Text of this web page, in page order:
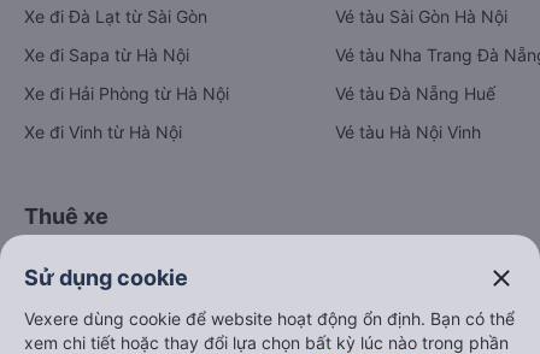
Xe đi Đà Lạt từ Sài Gòn
Xe đi Sapa từ Hà Nội
Xe đi Hải Phòng từ Hà Nội
Xe đi Vinh từ Hà Nội
Vé tàu Sài Gòn Hà Nội
Vé tàu Nha Trang Đà
Vé tàu Đà Nẵng Huế
Vé tàu Hà Nội Vinh
Thuê xe
Hà Nội đi Sa Pa
Sử dụng cookie close
Vexere dùng cookie để website hoạt động ổn định. Bạn có thể
xem chi tiết hoặc thay đổi lựa chọn bất kỳ lúc nào trong phần